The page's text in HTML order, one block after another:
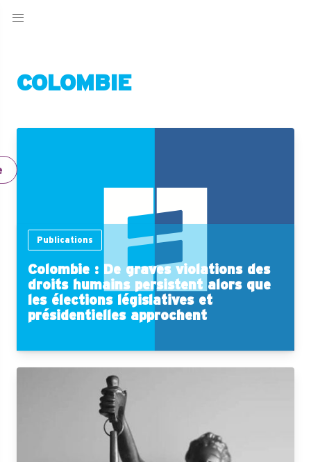
COLOMBIE
Publications
Colombie : De graves violations des
droits humains persistent alors que
les élections législatives et
présidentielles approchent